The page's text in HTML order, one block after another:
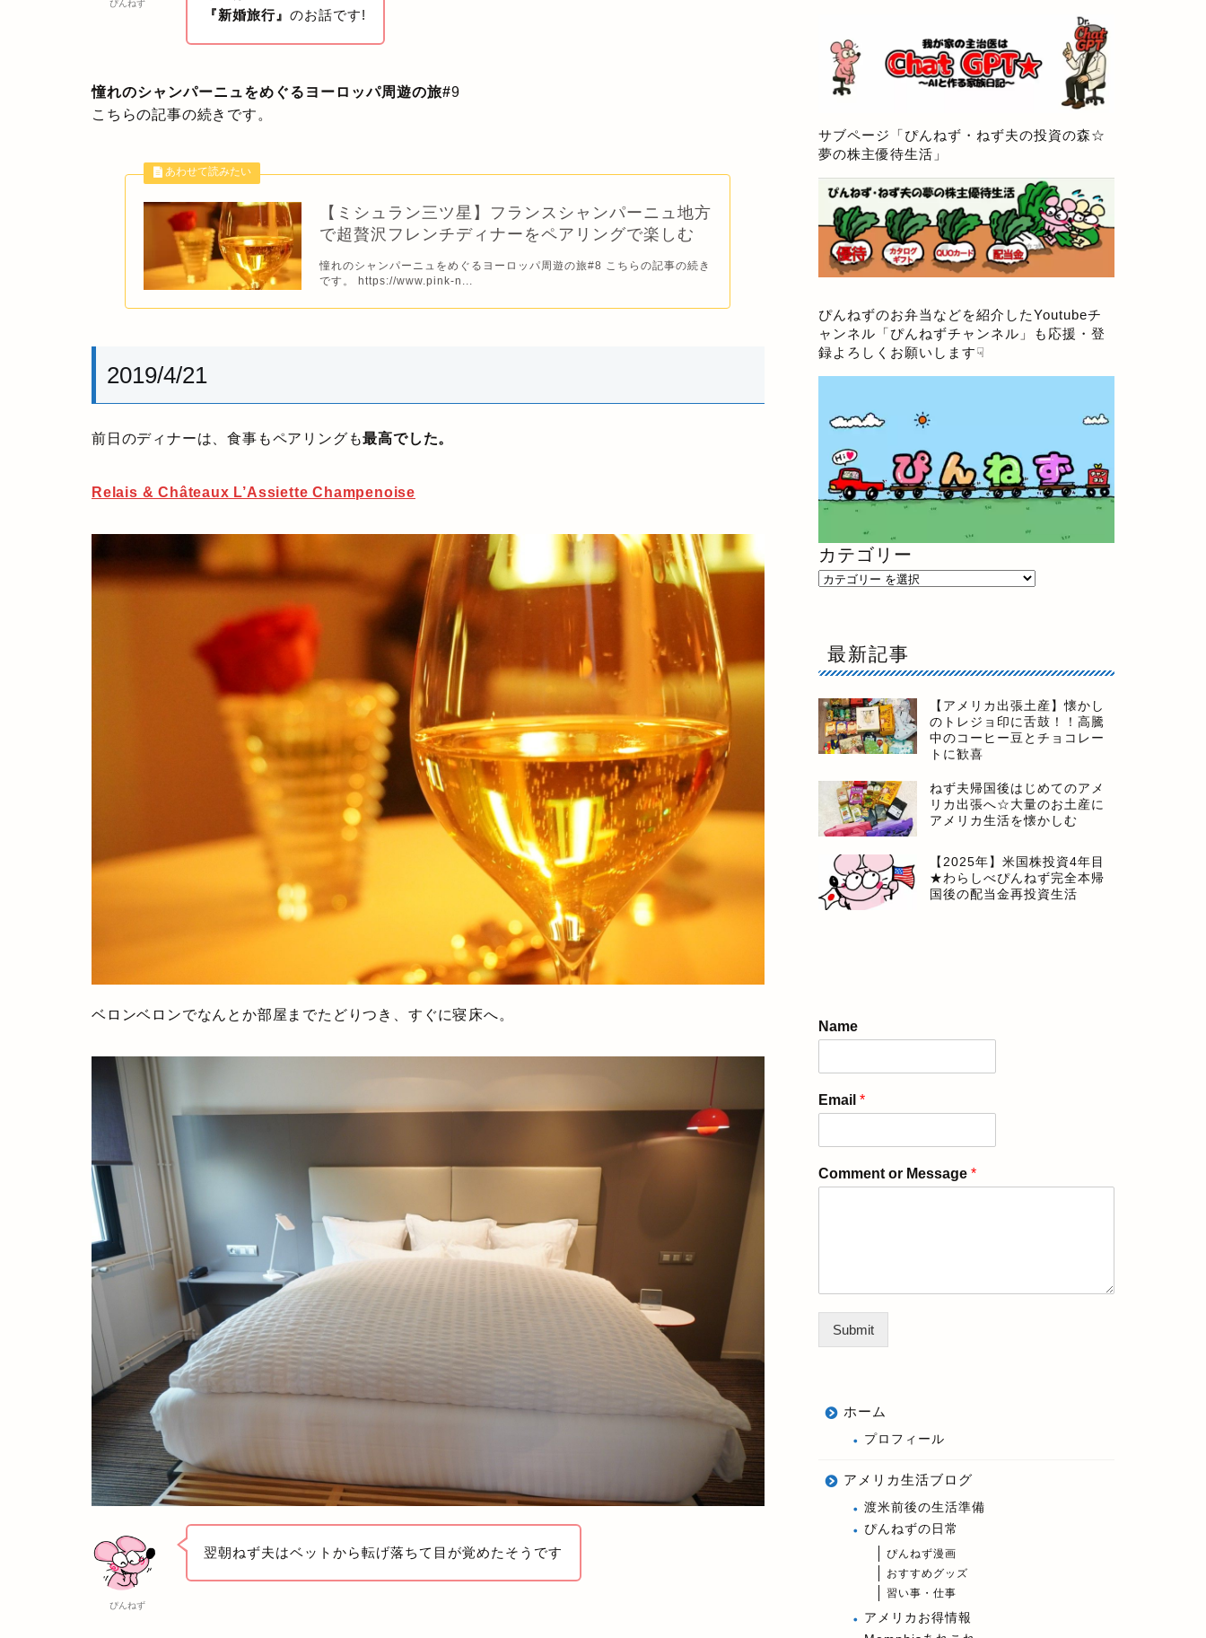
ぴんねず
『新婚旅行』のお話です!
憧れのシャンパーニュをめぐるヨーロッパ周遊の旅#9
こちらの記事の続きです。
【ミシュラン三ツ星】フランスシャンパーニュ地方
で超贅沢フレンチディナーをペアリングで楽しむ
憧れのシャンパーニュをめぐるヨーロッパ周遊の旅#8 こちらの記事の続き
です。 https://www.pink-n...
2019/4/21
前日のディナーは、食事もペアリングも最高でした。
Relais & Châteaux L’Assiette Champenoise
ベロンベロンでなんとか部屋までたどりつき、すぐに寝床へ。
ぴんねず
翌朝ねず夫はベットから転げ落ちて目が覚めたそうです
サブページ「ぴんねず・ねず夫の投資の森☆
夢の株主優待生活 」
ぴんねずのお弁当などを紹介したYoutubeチ
ャンネル「ぴんねずチャンネル 」も応援・登
録よろしくお願いします☟
カテゴリー
最新記事
【アメリカ出張土産】懐かし
のトレジョ印に舌鼓！！高騰
中のコーヒー豆とチョコレー
トに歓喜
ねず夫帰国後はじめてのアメ
リカ出張へ☆大量のお土産に
アメリカ生活を懐かしむ
【2025年】米国株投資4年目
★わらしべぴんねず完全本帰
国後の配当金再投資生活
Name
Email *
Comment or Message *
Submit
ホーム
プロフィール
アメリカ生活ブログ
渡米前後の生活準備
ぴんねずの日常
ぴんねず漫画
おすすめグッズ
習い事・仕事
アメリカお得情報